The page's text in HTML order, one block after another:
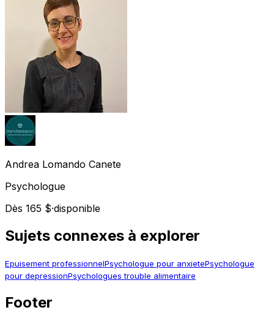
Andrea Lomando Canete
Psychologue
Dès 165 $·disponible
Sujets connexes à explorer
Epuisement professionnelPsychologue pour anxietePsychologue
pour depressionPsychologues trouble alimentaire
Footer